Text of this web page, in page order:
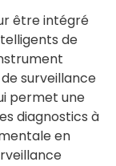
être intégré
de
surveillance
permet une
diagnostics à
en